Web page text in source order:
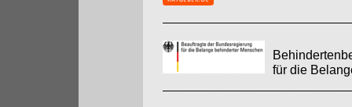
für die